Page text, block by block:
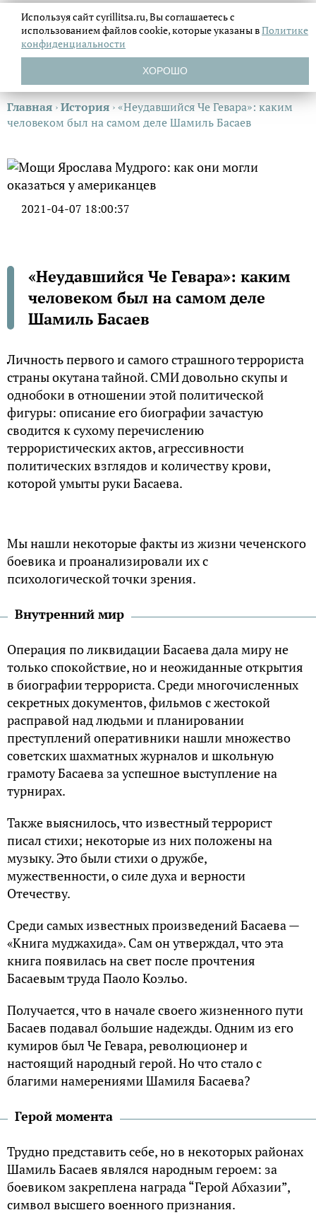
Главная ›История ›«Неудавшийся Че Гевара»: каким
человеком был на самом деле Шамиль Басаев
2021-04-07 18:00:37
«Неудавшийся Че Гевара»: каким
человеком был на самом деле
Шамиль Басаев
Личность первого и самого страшного террориста
страны окутана тайной. СМИ довольно скупы и
однобоки в отношении этой политической
фигуры: описание его биографии зачастую
сводится к сухому перечислению
террористических актов, агрессивности
политических взглядов и количеству крови,
которой умыты руки Басаева.
Мы нашли некоторые факты из жизни чеченского
боевика и проанализировали их с
психологической точки зрения.
Внутренний мир
Операция по ликвидации Басаева дала миру не
только спокойствие, но и неожиданные открытия
в биографии террориста. Среди многочисленных
секретных документов, фильмов с жестокой
расправой над людьми и планировании
преступлений оперативники нашли множество
советских шахматных журналов и школьную
грамоту Басаева за успешное выступление на
турнирах.
Также выяснилось, что известный террорист
писал стихи; некоторые из них положены на
музыку. Это были стихи о дружбе,
мужественности, о силе духа и верности
Отечеству.
Среди самых известных произведений Басаева —
«Книга муджахида». Сам он утверждал, что эта
книга появилась на свет после прочтения
Басаевым труда Паоло Коэльо.
Получается, что в начале своего жизненного пути
Басаев подавал большие надежды. Одним из его
кумиров был Че Гевара, революционер и
настоящий народный герой. Но что стало с
благими намерениями Шамиля Басаева?
Герой момента
Трудно представить себе, но в некоторых районах
Шамиль Басаев являлся народным героем: за
боевиком закреплена награда “Герой Абхазии”,
символ высшего военного признания.
Используя сайт cyrillitsa.ru, Вы соглашаетесь с
использованием файловcookie, которые указаны вПолитике
конфиденциальности
ХОРОШО